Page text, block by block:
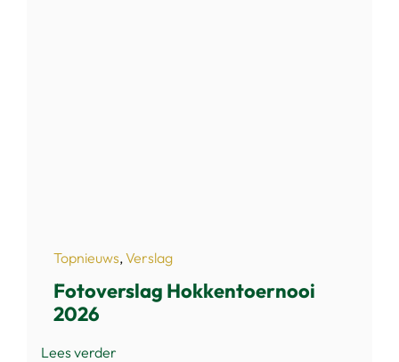
Topnieuws, Verslag
Fotoverslag Hokkentoernooi
2026
Lees verder